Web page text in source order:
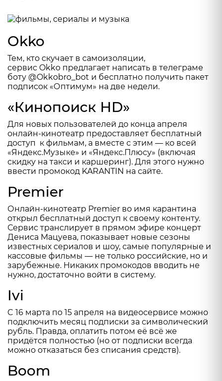
Okko
Тем, кто скучает в самоизоляции,
сервис Okko предлагает написать в телеграме
боту @Okkobro_bot и бесплатно получить пакет
подписок «Оптимум» на две недели.
«Кинопоиск HD»
Для новых пользователей до конца апреля
онлайн-кинотеатр предоставляет бесплатный
доступ к фильмам, а вместе с этим — ко всей
«Яндекс.Музыке» и «Яндекс.Плюсу» (включая
скидку на такси и каршеринг). Для этого нужно
ввести промокод KARANTIN на сайте.
Premier
Онлайн-кинотеатр Premier во имя карантина
открыл бесплатный доступ к своему контенту.
Сервис транслирует в прямом эфире концерт
Дениса Мацуева, показывает новые сезоны
известных сериалов и шоу, самые популярные и
кассовые фильмы — не только российские, но и
зарубежные. Никаких промокодов вводить не
нужно, достаточно войти в систему.
Ivi
C 16 марта по 15 апреля на видеосервисе можно
подключить месяц подписки за символический
рубль. Правда, оплатить потом её всё же
придётся полностью (но от подписки всегда
можно отказаться без списания средств).
Boom